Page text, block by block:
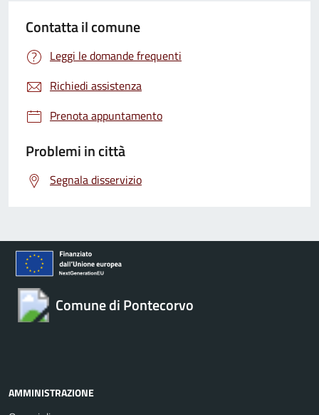
Contatta il comune
Leggi le domande frequenti
Richiedi assistenza
Prenota appuntamento
Problemi in città
Segnala disservizio
Comune di Pontecorvo
AMMINISTRAZIONE